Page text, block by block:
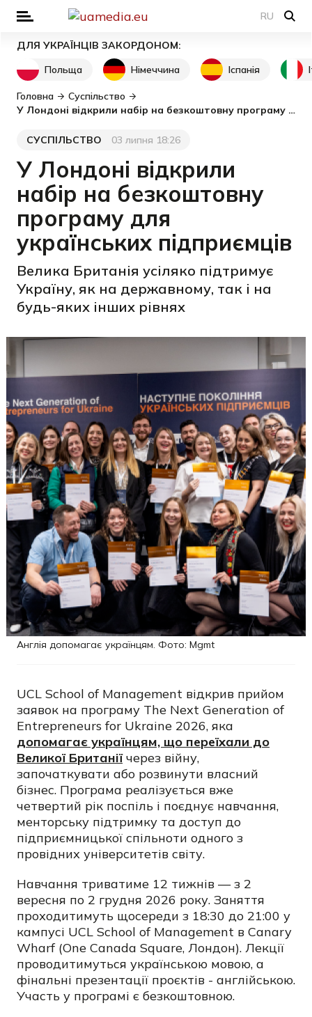
RU
ДЛЯ УКРАЇНЦІВ ЗАКОРДОНОМ:
Польща
Німеччина Іспанія
Головна
Суспільство
У Лондоні відкрили набір на безкоштовну програму для українських підприємців
Категорія
СУСПІЛЬСТВО
Дата публікації03 липня 18:26
У Лондоні відкрили
набір на безкоштовну
програму для
українських підприємців
Велика Британія усіляко підтримує
Україну, як на державному, так і на
будь-яких інших рівнях
Англія допомагає українцям. Фото: Mgmt
UCL School of Management відкрив прийом
заявок на програму The Next Generation of
Entrepreneurs for Ukraine 2026, яка
допомагає українцям, що переїхали до
Великої Британіїчерез війну,
започаткувати або розвинути власний
бізнес. Програма реалізується вже
четвертий рік поспіль і поєднує навчання,
менторську підтримку та доступ до
підприємницької спільноти одного з
провідних університетів світу.
Навчання триватиме 12 тижнів — з 2
вересня по 2 грудня 2026 року. Заняття
проходитимуть щосереди з 18:30 до 21:00 у
кампусі UCL School of Management в Canary
Wharf (One Canada Square, Лондон). Лекції
проводитимуться українською мовою, а
фінальні презентації проєктів - англійською.
Участь у програмі є безкоштовною.